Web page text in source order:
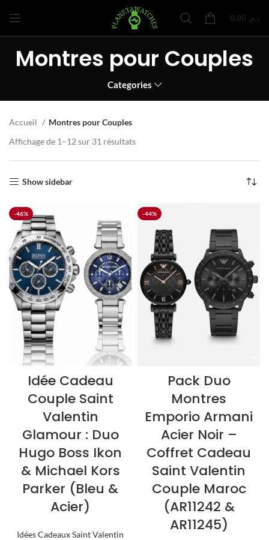
د.م.
Montres pour Couples
Categories
Accueil
Montres pour Couples
Affichage de 1–12 sur 31 résultats
Show sidebar
-46%
Idée Cadeau
Couple Saint
Valentin
Glamour : Duo
Hugo Boss Ikon
& Michael Kors
Parker (Bleu &
Acier)
Idées Cadeaux Saint Valentin
-44%
Pack Duo
Montres
Emporio Armani
Acier Noir –
Coffret Cadeau
Saint Valentin
Couple Maroc
(AR11242 &
AR11245)